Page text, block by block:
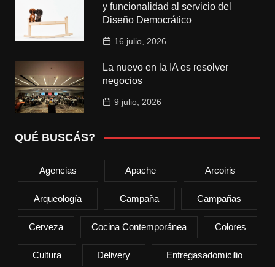
y funcionalidad al servicio del
Diseño Democrático
16 julio, 2026
La nuevo en la IA es resolver
negocios
9 julio, 2026
QUÉ BUSCÁS?
Agencias Apache Arcoiris
Arqueología Campaña Campañas
Cerveza Cocina Contemporánea Colores
Cultura Delivery Entregasadomicilio